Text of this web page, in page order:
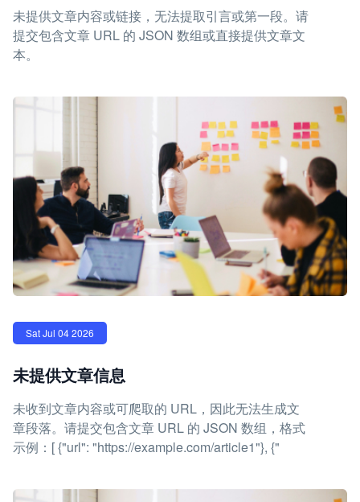
未提供文章内容或链接，无法提取引言或第一段。请
提交包含文章 URL 的 JSON 数组或直接提供文章文
本。
Sat Jul 04 2026
未提供文章信息
未收到文章内容或可爬取的 URL，因此无法生成文
章段落。请提交包含文章 URL 的 JSON 数组，格式
示例：[ {"url": "https://example.com/article1"}, {"